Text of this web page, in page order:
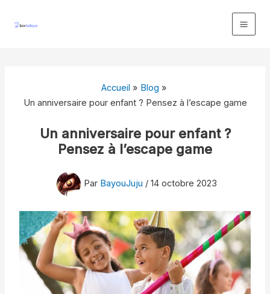
Accueil
Blog
Un anniversaire pour enfant ? Pensez à l’escape game
Un anniversaire pour enfant ?
Pensez à l’escape game
Par BayouJuju / 14 octobre 2023